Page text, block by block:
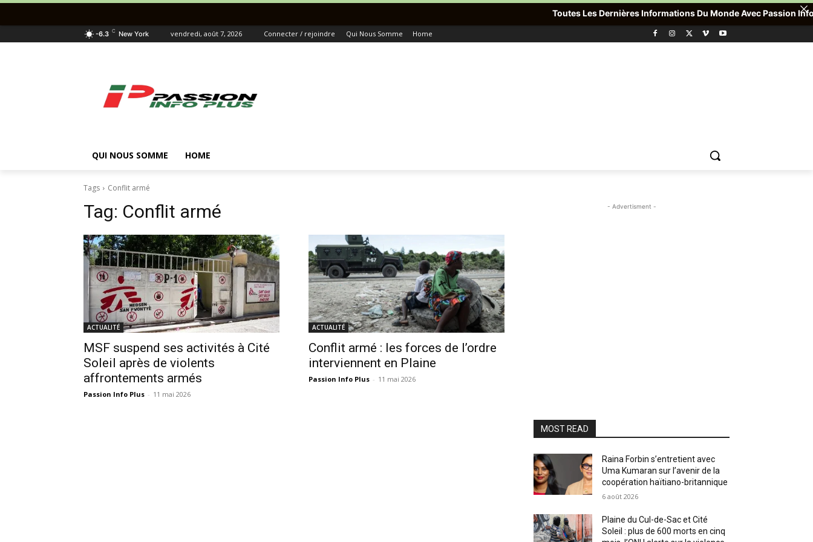
-6.3 C New York vendredi, août 7, 2026 Connecter / rejoindre Qui Nous Somme Home
QUI NOUS SOMME HOME
Tags Conflit armé
Tag: Conflit armé
ACTUALITÉ
MSF suspend ses activités à Cité
Soleil après de violents
affrontements armés
Passion Info Plus - 11 mai 2026
ACTUALITÉ
Conflit armé : les forces de l’ordre
interviennent en Plaine
Passion Info Plus - 11 mai 2026
- Advertisment -
MOST READ
Raina Forbin s’entretient avec
Uma Kumaran sur l’avenir de la
coopération haïtiano-britannique
6 août 2026
Plaine du Cul-de-Sac et Cité
Soleil : plus de 600 morts en cinq
Toutes Les Dernières Informations Du Monde Avec Passion Info